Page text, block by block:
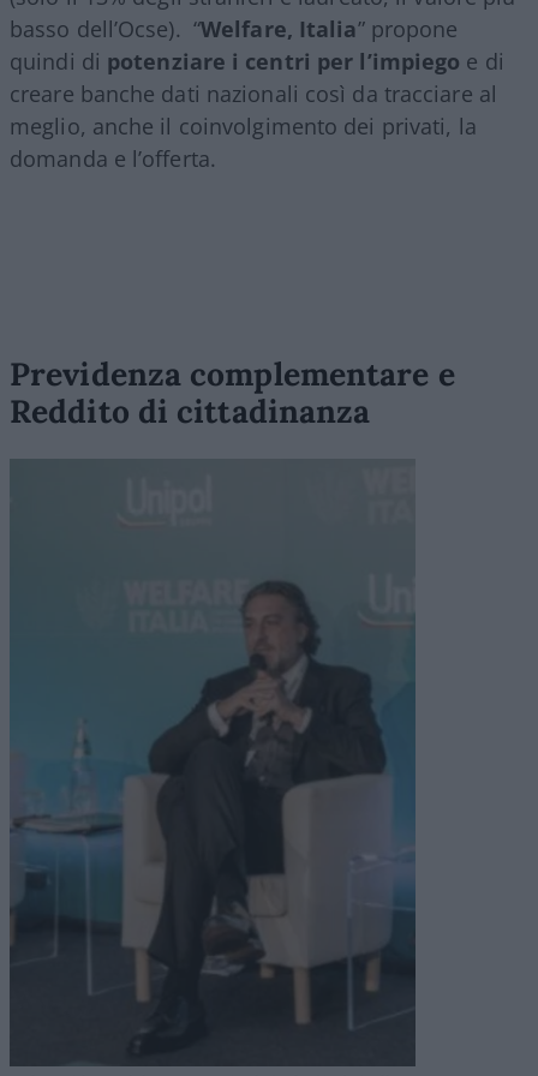
basso dell’Ocse). “Welfare, Italia” propone
quindi di potenziare i centri per l’impiego e di
creare banche dati nazionali così da tracciare al
meglio, anche il coinvolgimento dei privati, la
domanda e l’offerta.
Previdenza complementare e
Reddito di cittadinanza